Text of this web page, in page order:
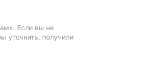
Если вы не
уточнить, получили